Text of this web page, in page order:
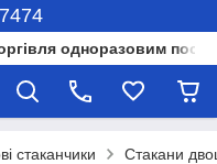
одноразовим
стаканчики Стакани